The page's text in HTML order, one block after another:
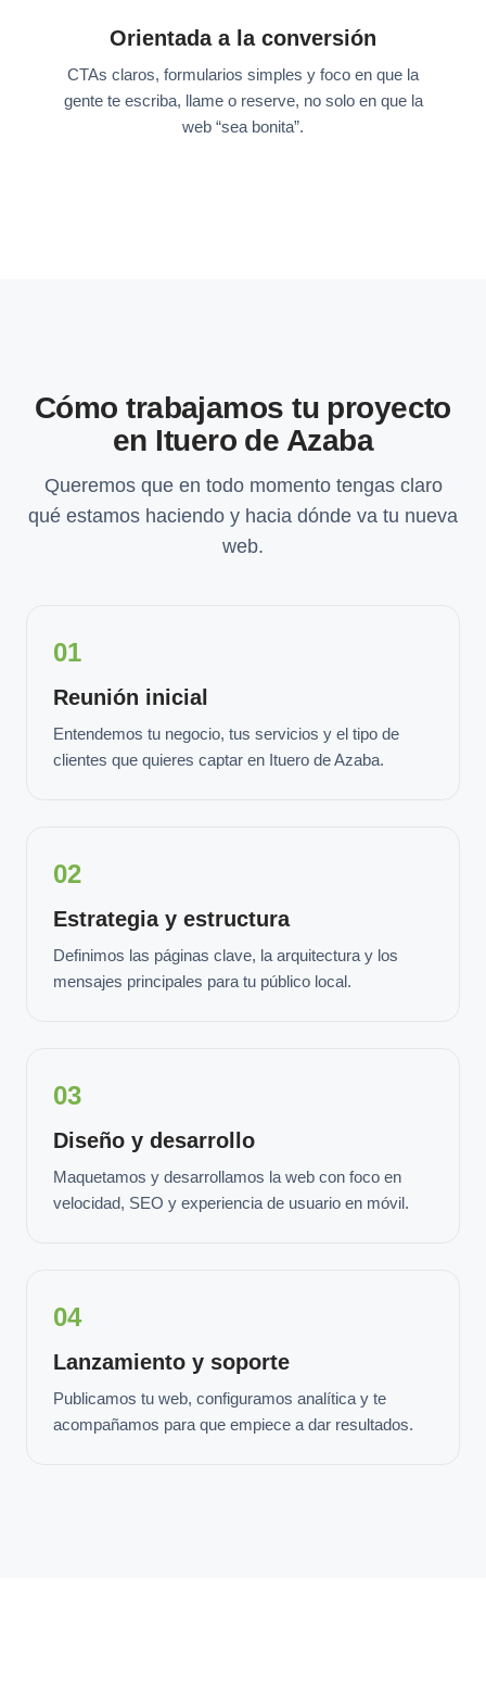
Orientada a la conversión
CTAs claros, formularios simples y foco en que la
gente te escriba, llame o reserve, no solo en que la
web “sea bonita”.
Cómo trabajamos tu proyecto
en Ituero de Azaba
Queremos que en todo momento tengas claro
qué estamos haciendo y hacia dónde va tu nueva
web.
01
Reunión inicial
Entendemos tu negocio, tus servicios y el tipo de
clientes que quieres captar en Ituero de Azaba.
02
Estrategia y estructura
Definimos las páginas clave, la arquitectura y los
mensajes principales para tu público local.
03
Diseño y desarrollo
Maquetamos y desarrollamos la web con foco en
velocidad, SEO y experiencia de usuario en móvil.
04
Lanzamiento y soporte
Publicamos tu web, configuramos analítica y te
acompañamos para que empiece a dar resultados.